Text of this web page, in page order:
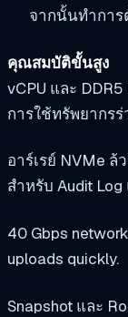
จากนั้นทำการ
คุณสมบัติขั้นสูง
vCPU และ
การใช้ทรัพยากร
อาร์เรย์ NVMe
สำหรับ Audit
40 Gbps
uploads quickly.
Snapshot และ